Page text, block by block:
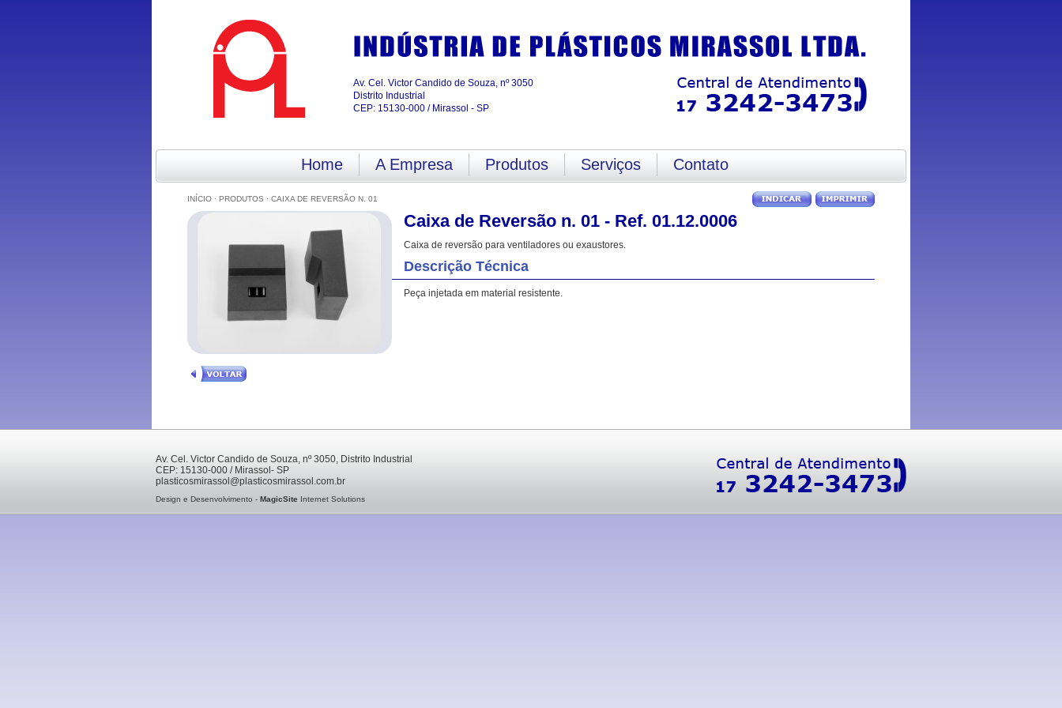
Av. Cel. Victor Candido de Souza, nº 3050
Distrito Industrial
CEP: 15130-000 / Mirassol - SP
Home A Empresa Produtos Serviços Contato
INÍCIO · PRODUTOS · CAIXA DE REVERSÃO N. 01
Caixa de Reversão n. 01 - Ref. 01.12.0006
Caixa de reversão para ventiladores ou exaustores.
Descrição Técnica
Peça injetada em material resistente.
Av. Cel. Victor Candido de Souza, nº 3050, Distrito Industrial
CEP: 15130-000 / Mirassol- SP
plasticosmirassol@plasticosmirassol.com.br
Design e Desenvolvimento - MagicSite Internet Solutions